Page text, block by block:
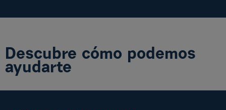
Descubre cómo podemos
ayudarte